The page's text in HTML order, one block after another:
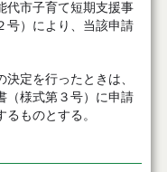
代市子育て短期支援事
号）により、当該申請
定を行ったときは、
（様式第３号）に申請
ものとする。